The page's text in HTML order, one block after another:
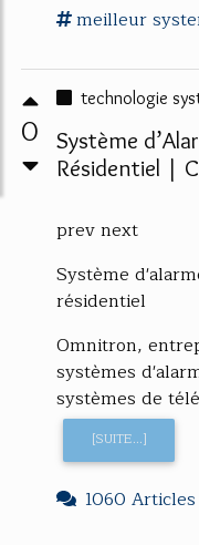
meilleur
0
technologie
Système
Résidentiel |
prev next
Système
résidentiel
Omnitron,
systèmes
systèmes de
[SUITE...]
1060 Articles